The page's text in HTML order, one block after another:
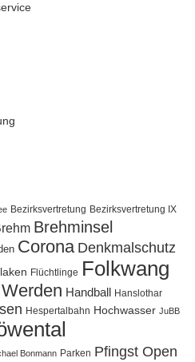
Bezirksvertretung Bezirksvertretung IX
Brehminsel
Corona Denkmalschutz
Flüchtlinge Folkwang
Handball
Hanslothar
Hespertalbahn Hochwasser JuBB
Bonmann Parken Pfingst Open